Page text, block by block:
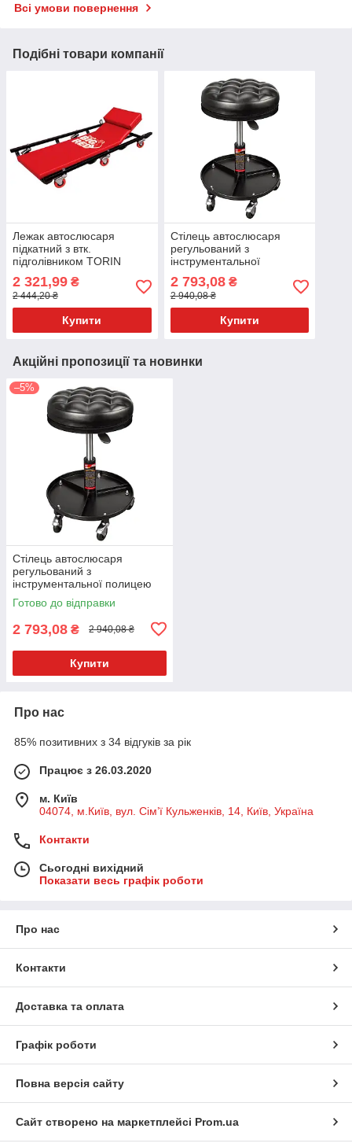
Всі умови повернення
Подібні товари компанії
Лежак автослюсаря
підкатний з втк.
підголівником TORIN
2 321,99 ₴
2 444,20 ₴
Купити
Стілець автослюсаря
регульований з
інструментальної
2 793,08₴
2 940,08 ₴
Купити
Акційні пропозиції та новинки
–5%
Стілець автослюсаря
регульований з
інструментальної полицею
TR6201A TORIN
Готово до відправки
2 793,08 ₴ 2 940,08 ₴
Купити
Про нас
85% позитивних з 34 відгуків за рік
Працює з 26.03.2020
м. Київ
04074, м.Київ, вул. Сім’ї Кульженків, 14, Київ, Україна
Контакти
Сьогодні вихідний
Показати весь графік роботи
Про нас
Контакти
Доставка та оплата
Графік роботи
Повна версія сайту
Сайт створено на маркетплейсі Prom.ua